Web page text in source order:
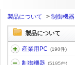
製品について > 制御機器
製品について
産業用PC (190件)
制御機器 (5195件)